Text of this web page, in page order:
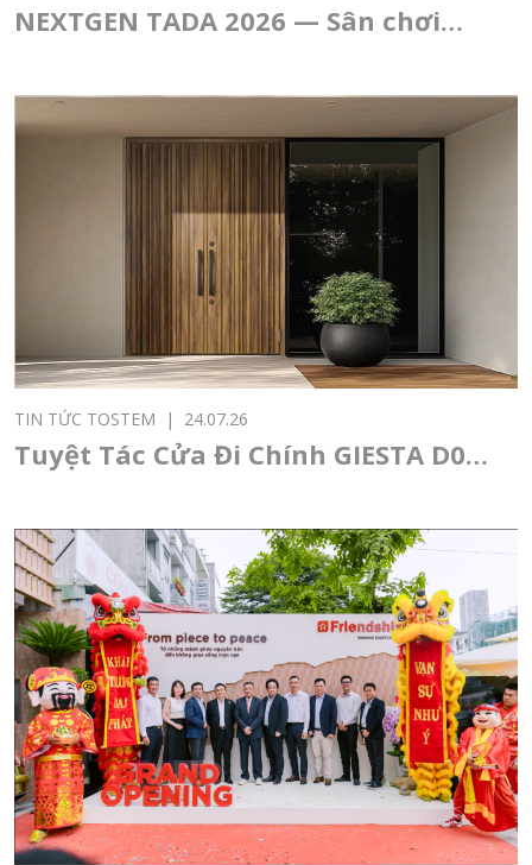
NEXTGEN TADA 2026 — Sân chơi
và thế hệ kiến trúc sư trẻ
TIN TỨC TOSTEM | 24.07.26
Tuyệt Tác Cửa Đi Chính GIESTA D04:
Nhật Bản Và Kiến Trúc Đương Đại